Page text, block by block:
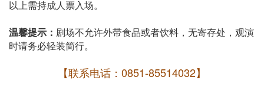
以上需持成人票入场。
温馨提示： 剧场不允许外带食品或者饮料，无寄存处，观演
时请务必轻装简行。
【联系电话：0851-85514032】